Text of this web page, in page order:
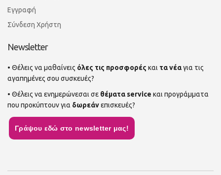
Εγγραφή
Σύνδεση Χρήστη
Newsletter
• Θέλεις να μαθαίνεις όλες τις προσφορές και τα νέαγια τις
αγαπημένες σου συσκευές?
• Θέλεις να ενημερώνεσαι σε θέματα service και προγράμματα
που προκύπτουν για δωρεάνεπισκευές?
Γράψου εδώ στο newsletter μας!